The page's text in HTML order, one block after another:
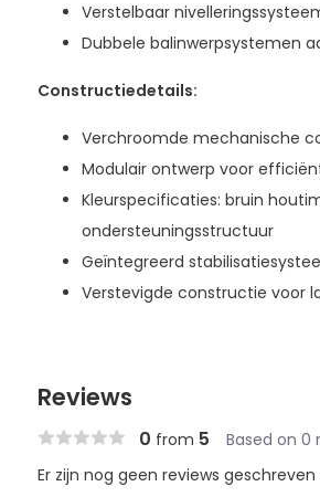
Verstelbaar
Dubbele balinwerpsystemen
Constructiedetails:
Verchroomde mechanische
Modulair ontwerp voor
Kleurspecificaties: bruin
ondersteuningsstructuur
Geïntegreerd
Verstevigde constructie voor
Reviews
0 from 5 Based on 0
Er zijn nog geen reviews